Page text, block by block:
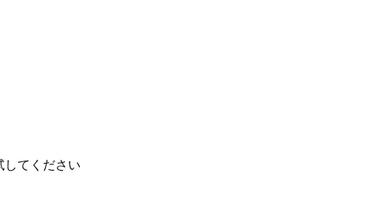
す。キングス・プレーンズ滝まで続く小川沿いの
す。公園内には15kmの管理トレイルがあり、ハ
きな方には、鮮やかなターコイズ色のオウムや深
様々な鳥や野生動物に出会える絶好の機会です。
してください